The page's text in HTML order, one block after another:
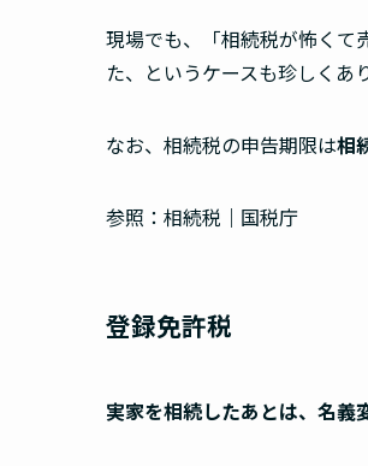
現場でも、「相続税が怖くて
た、というケースも珍しくあ
なお、相続税の申告期限は相
参照：相続税｜国税庁
登録免許税
実家を相続したあとは、名義